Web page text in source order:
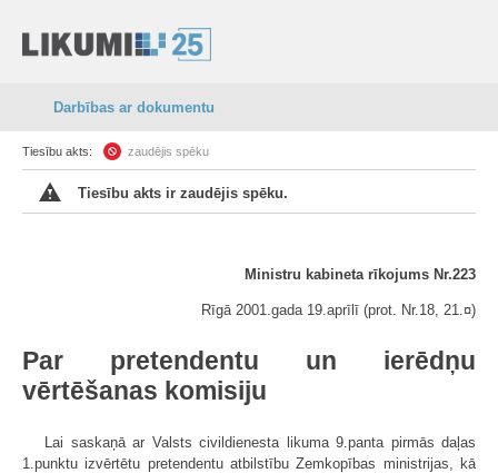
Darbības ar dokumentu
Tiesību akts: zaudējis spēku
Tiesību akts ir zaudējis spēku.
Ministru kabineta rīkojums Nr.223
Rīgā 2001.gada 19.aprīlī (prot. Nr.18, 21.¤)
Par pretendentu un ierēdņu
vērtēšanas komisiju
Lai saskaņā ar Valsts civildienesta likuma 9.panta pirmās daļas
1.punktu izvērtētu pretendentu atbilstību Zemkopības ministrijas, kā